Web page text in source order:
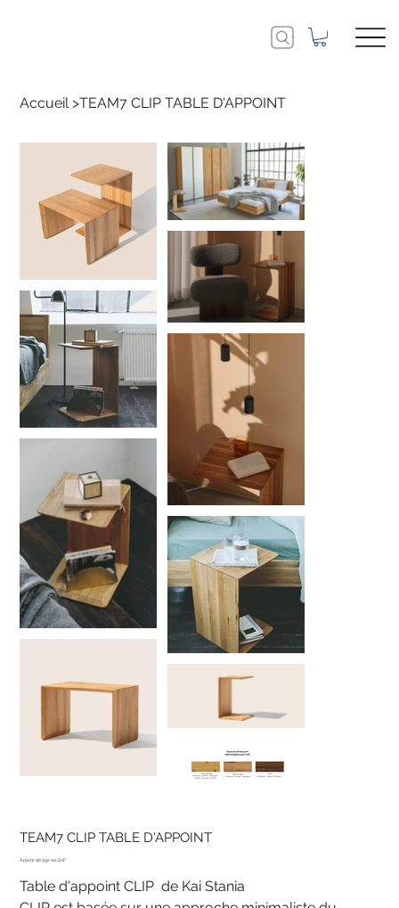
Accueil >TEAM7 CLIP TABLE D'APPOINT
TEAM7 CLIP TABLE D'APPOINT
Prix 392.00 CHF
Table d'appoint CLIP de Kai Stania